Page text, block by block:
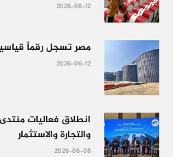
2026-06-12
مصر تسجل رقماً
2026-06-12
انطلاق فعاليات
والتجارة والاستثمار
2026-06-08